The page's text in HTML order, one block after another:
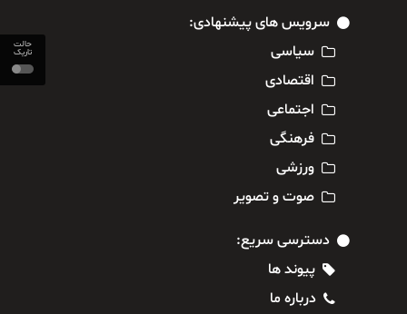
حالت
تاریک
سرویس های پیشنهادی:
سیاسی
اقتصادی
اجتماعی
فرهنگی
ورزشی
صوت و تصویر
دسترسی سریع:
پیوند ها
درباره ما